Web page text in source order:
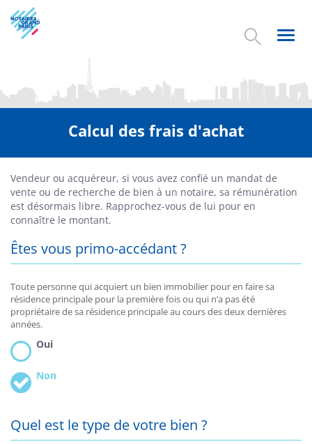
Aller
au
contenu
Calcul des frais d'achat
Vendeur ou acquéreur, si vous avez confié un mandat de
vente ou de recherche de bien à un notaire, sa rémunération
est désormais libre. Rapprochez-vous de lui pour en
connaître le montant.
Êtes vous primo-accédant ?
Toute personne qui acquiert un bien immobilier pour en faire sa
résidence principale pour la première fois ou qui n’a pas été
propriétaire de sa résidence principale au cours des deux dernières
années.
Oui
Non
Quel est le type de votre bien ?